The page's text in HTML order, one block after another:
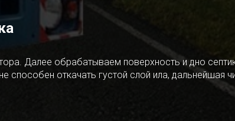
Далее обрабатываем поверхность и дно
откачать густой слой ила, дальнейшая